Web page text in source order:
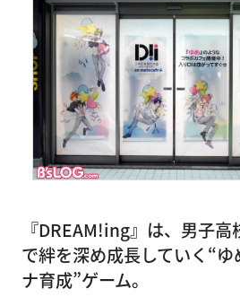
『DREAM!ing』は、男子
で絆を深め成長していく“
ナ育成”ゲーム。